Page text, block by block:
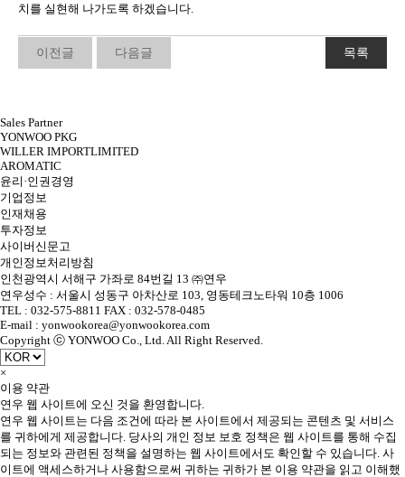
치를 실현해 나가도록 하겠습니다.
이전글 다음글 목록
Sales Partner
YONWOO PKG
WILLER IMPORTLIMITED
AROMATIC
윤리·인권경영
기업정보
인재채용
투자정보
사이버신문고
개인정보처리방침
인천광역시 서해구 가좌로 84번길 13 ㈜연우
연우성수 : 서울시 성동구 아차산로 103, 영동테크노타워 10층 1006
TEL : 032-575-8811 FAX : 032-578-0485
E-mail : yonwookorea@yonwookorea.com
Copyright ⓒ YONWOO Co., Ltd. All Right Reserved.
×
이용 약관
연우 웹 사이트에 오신 것을 환영합니다.
연우 웹 사이트는 다음 조건에 따라 본 사이트에서 제공되는 콘텐츠 및 서비스
를 귀하에게 제공합니다. 당사의 개인 정보 보호 정책은 웹 사이트를 통해 수집
되는 정보와 관련된 정책을 설명하는 웹 사이트에서도 확인할 수 있습니다. 사
이트에 액세스하거나 사용함으로써 귀하는 귀하가 본 이용 약관을 읽고 이해했